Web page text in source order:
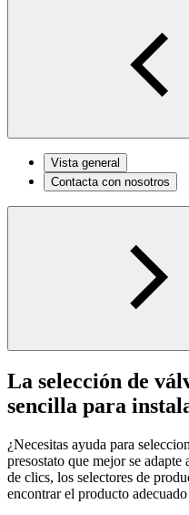
Vista general
Contacta con nosotros
La selección de
sencilla para
¿Necesitas ayuda para
presostato que mejor se
de clics, los selectores de
encontrar el producto